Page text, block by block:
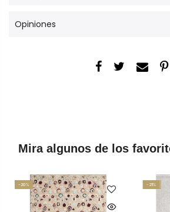
Opiniones
Mira algunos de los
-20% -21%